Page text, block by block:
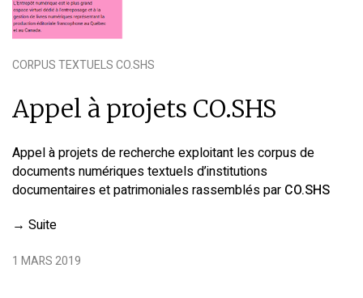
CORPUS TEXTUELS CO.SHS
Appel à projets CO.SHS
Appel à projets de recherche exploitant les corpus de
documents numériques textuels d’institutions
documentaires et patrimoniales rassemblés par CO.SHS
→ Suite
1 MARS 2019